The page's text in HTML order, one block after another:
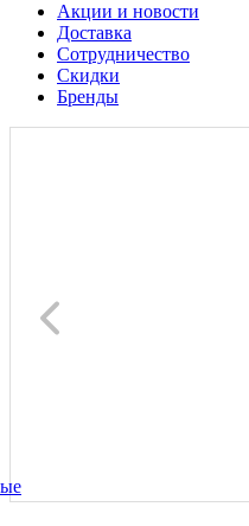
Акции и новости
Доставка
Сотрудничество
Скидки
Бренды